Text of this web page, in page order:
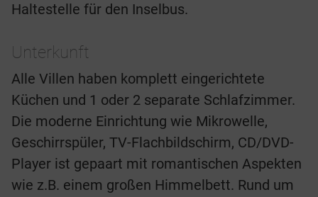
Haltestelle für den Inselbus.
Unterkunft
Alle Villen haben komplett eingerichtete
Küchen und 1 oder 2 separate Schlafzimmer.
Die moderne Einrichtung wie Mikrowelle,
Geschirrspüler, TV-Flachbildschirm, CD/DVD-
Player ist gepaart mit romantischen Aspekten
wie z.B. einem großen Himmelbett. Rund um